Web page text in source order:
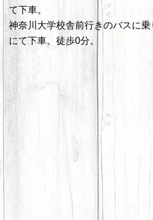
て下車。
神奈川大学校舎前行きのバスに
にて下車。徒歩0分。